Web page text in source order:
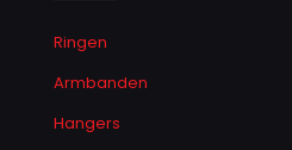
Ringen
Armbanden
Hangers